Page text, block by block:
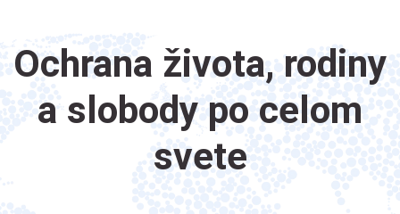
Ochrana života, rodiny
a slobody po celom
svete